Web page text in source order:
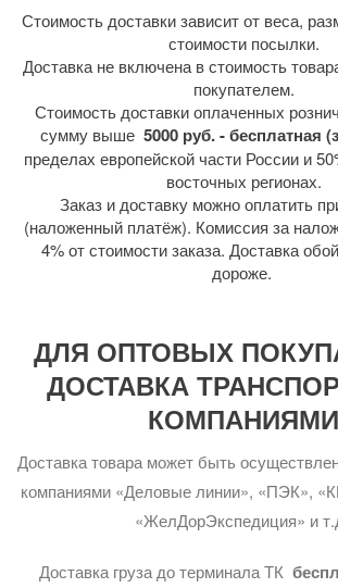
Стоимость доставки зависит от веса,
стоимости посылки.
Доставка не включена в стоимость
покупателем.
Стоимость доставки оплаченных
сумму выше 5000 руб. - бесплатная
пределах европейской части России и
восточных регионах.
Заказ и доставку можно оплатить
(наложенный платёж). Комиссия за
4% от стоимости заказа. Доставка
дороже.
ДЛЯ ОПТОВЫХ
ДОСТАВКА
КОМПАНИЯМИ
Доставка товара может быть
компаниями «Деловые линии», «ПЭК»,
«ЖелДорЭкспедиция» и
Доставка груза до терминала ТК